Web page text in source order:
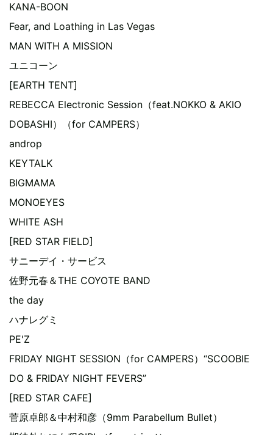
KANA-BOON
Fear, and Loathing in Las Vegas
MAN WITH A MISSION
ユニコーン
[EARTH TENT]
REBECCA Electronic Session（feat.NOKKO & AKIO
DOBASHI）（for CAMPERS）
androp
KEYTALK
BIGMAMA
MONOEYES
WHITE ASH
[RED STAR FIELD]
サニーデイ・サービス
佐野元春＆THE COYOTE BAND
the day
ハナレグミ
PE'Z
FRIDAY NIGHT SESSION（for CAMPERS）“SCOOBIE
DO & FRIDAY NIGHT FEVERS”
[RED STAR CAFE]
菅原卓郎＆中村和彦（9mm Parabellum Bullet）